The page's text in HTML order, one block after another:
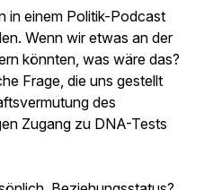
in einem Politik-Podcast
Wenn wir etwas an der
könnten, was wäre das?
Frage, die uns gestellt
des
Zugang zu DNA-Tests